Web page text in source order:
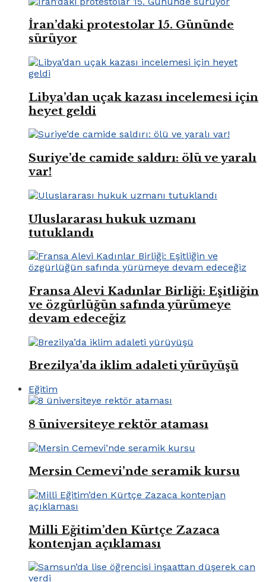
İran’daki protestolar 15. Gününde
sürüyor
Libya’dan uçak kazası incelemesi için
heyet geldi
Suriye’de camide saldırı: ölü ve yaralı
var!
Uluslararası hukuk uzmanı
tutuklandı
Fransa Alevi Kadınlar Birliği: Eşitliğin
ve özgürlüğün safında yürümeye
devam edeceğiz
Brezilya’da iklim adaleti yürüyüşü
Eğitim
8 üniversiteye rektör ataması
Mersin Cemevi’nde seramik kursu
Milli Eğitim’den Kürtçe Zazaca
kontenjan açıklaması